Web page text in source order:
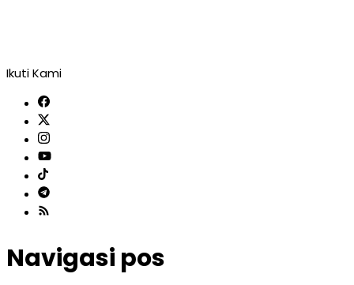
Ikuti Kami
Navigasi pos